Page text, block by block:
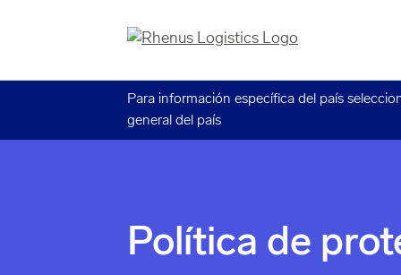
Para información específica del país
general del país
Política de